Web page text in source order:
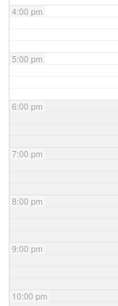
4:00 pm
5:00 pm
6:00 pm
7:00 pm
8:00 pm
9:00 pm
10:00 pm